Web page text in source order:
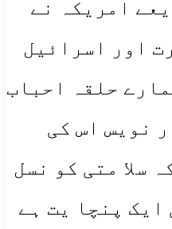
امریکہ نے
اور اسرائیل
حلقہ احباب
نویس اس کی
سلا متی کو نسل
ایک پنچا یت ہے